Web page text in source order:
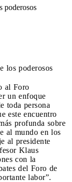
poderosos
los poderosos
al Foro
un enfoque
toda persona
este encuentro
profunda sobre
al mundo en los
al presidente
Klaus
con la
del Foro de
labor”.